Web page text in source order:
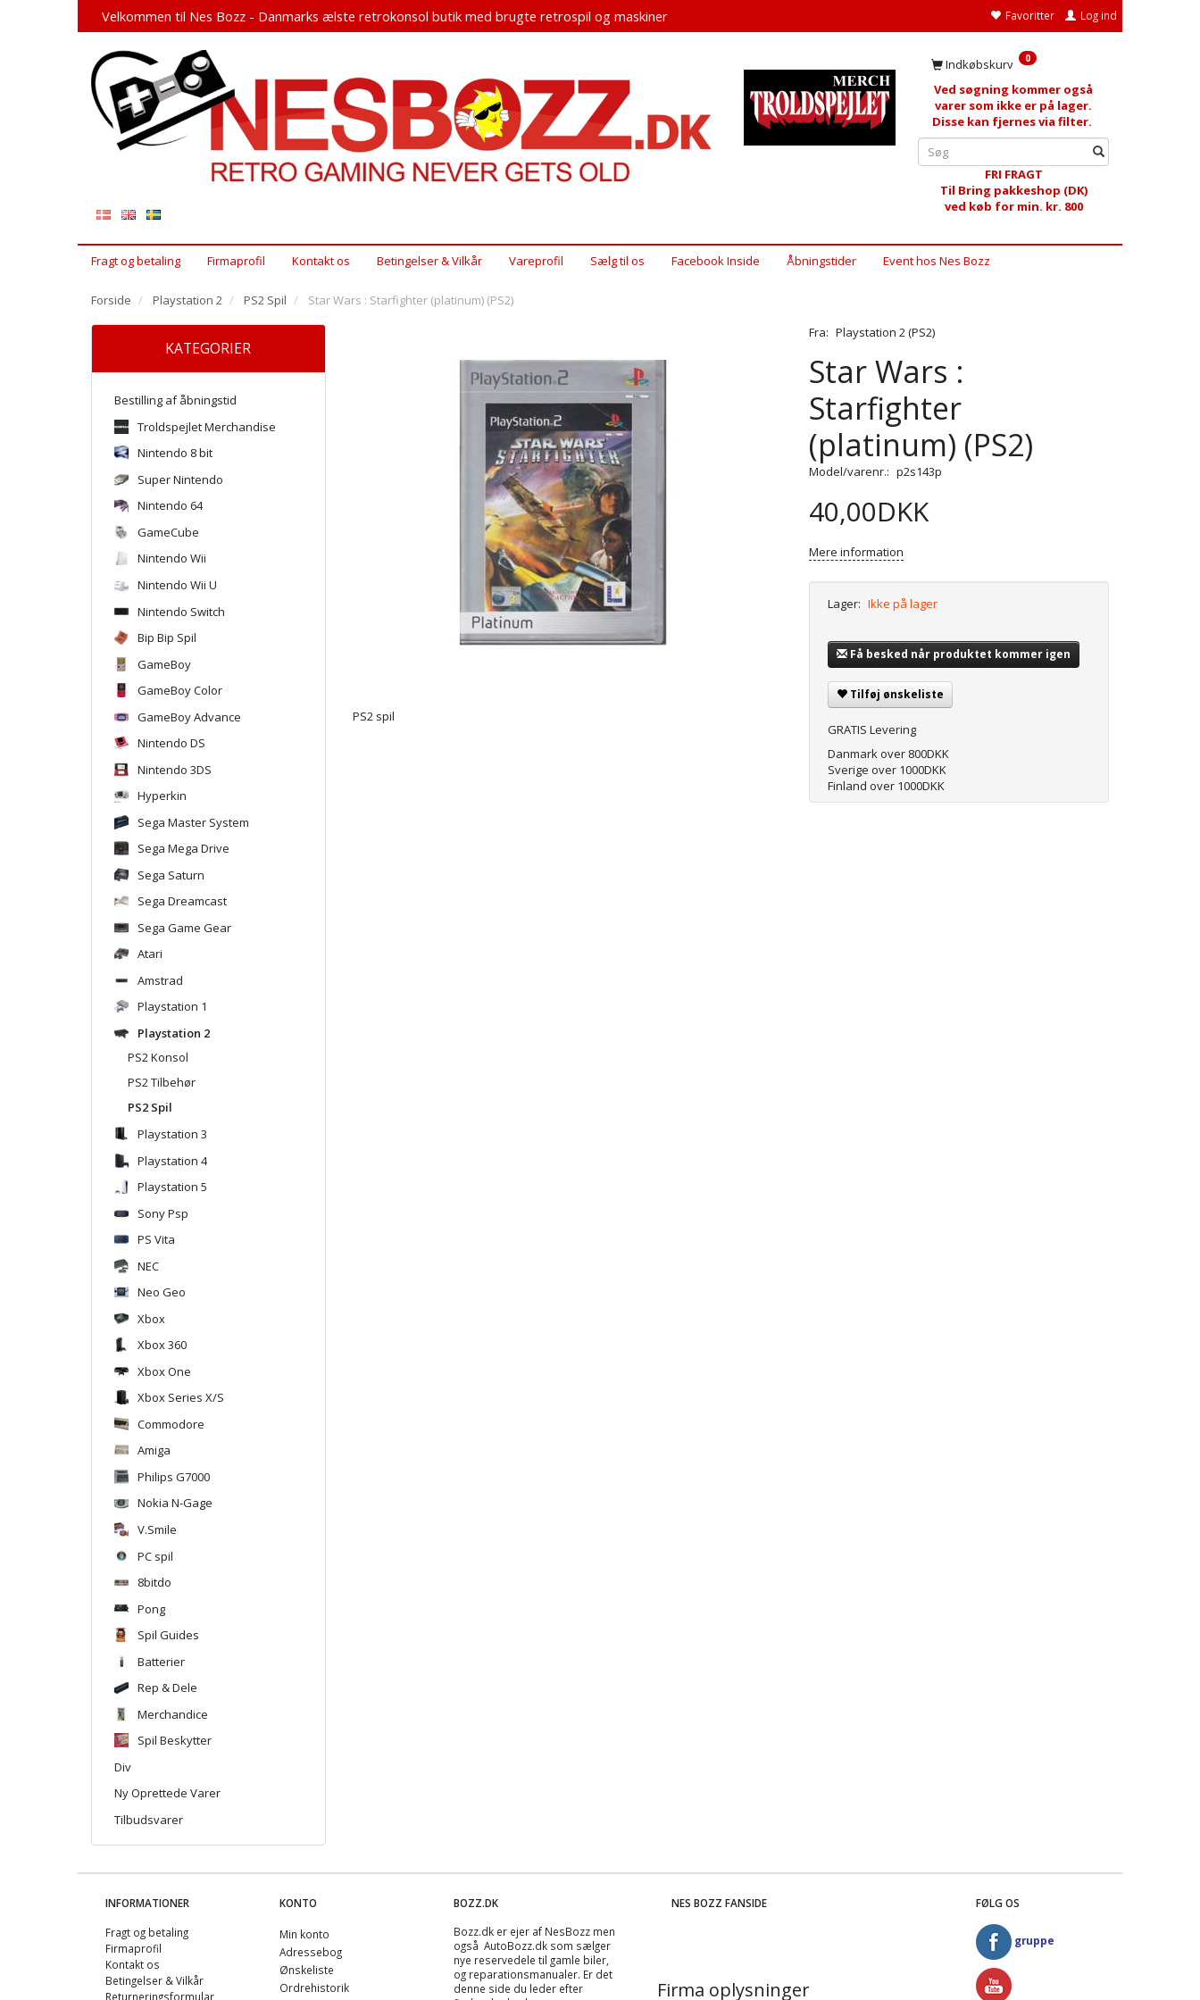
Favoritter Log ind
Velkommen til Nes Bozz - Danmarks ælste retrokonsol butik med brugte retrospil og maskiner
Indkøbskurv 0
Ved søgning kommer også
varer som ikke er på lager.
Disse kan fjernes via filter.
FRI FRAGT
Til Bring pakkeshop (DK)
ved køb for min. kr. 800
Fragt og betaling Firmaprofil Kontakt os Betingelser & Vilkår Vareprofil Sælg til os Facebook Inside Åbningstider Event hos Nes Bozz
Forside Playstation 2 PS2 Spil Star Wars : Starfighter (platinum) (PS2)
KATEGORIER
Bestilling af åbningstid
Troldspejlet Merchandise
Nintendo 8 bit
Super Nintendo
Nintendo 64
GameCube
Nintendo Wii
Nintendo Wii U
Nintendo Switch
Bip Bip Spil
GameBoy
GameBoy Color
GameBoy Advance
Nintendo DS
Nintendo 3DS
Hyperkin
Sega Master System
Sega Mega Drive
Sega Saturn
Sega Dreamcast
Sega Game Gear
Atari
Amstrad
Playstation 1
Playstation 2
PS2 Konsol
PS2 Tilbehør
PS2 Spil
Playstation 3
Playstation 4
Playstation 5
Sony Psp
PS Vita
NEC
Neo Geo
Xbox
Xbox 360
Xbox One
Xbox Series X/S
Commodore
Amiga
Philips G7000
Nokia N-Gage
V.Smile
PC spil
8bitdo
Pong
Spil Guides
Batterier
Rep & Dele
Merchandice
Spil Beskytter
Div
Ny Oprettede Varer
Tilbudsvarer
PS2 spil
Fra: Playstation 2 (PS2)
Star Wars :
Starfighter
(platinum) (PS2)
Model/varenr.: p2s143p
40,00DKK
Mere information
Lager: Ikke på lager
Få besked når produktet kommer igen
Tilføj ønskeliste
GRATIS Levering
Danmark over 800DKK
Sverige over 1000DKK
Finland over 1000DKK
INFORMATIONER
Fragt og betaling
Firmaprofil
Kontakt os
Betingelser & Vilkår
Returneringsformular
KONTO
Min konto
Adressebog
Ønskeliste
Ordrehistorik
BOZZ.DK
Bozz.dk er ejer af NesBozz men
også AutoBozz.dk som sælger
nye reservedele til gamle biler,
og reparationsmanualer. Er det
denne side du leder efter
NES BOZZ FANSIDE
Firma oplysninger
FØLG OS
gruppe